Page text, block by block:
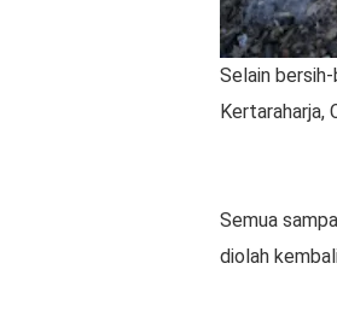
Selain
Kertaraharja,
Semua
diolah